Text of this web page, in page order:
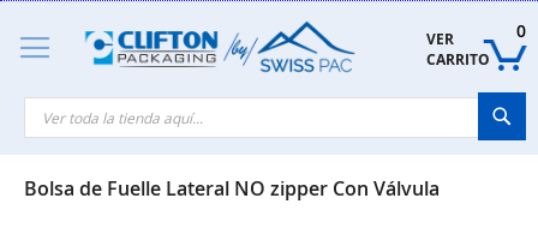
Skip
Content
VER
CARRITO
0
Bolsa de Fuelle Lateral NO zipper Con Válvula